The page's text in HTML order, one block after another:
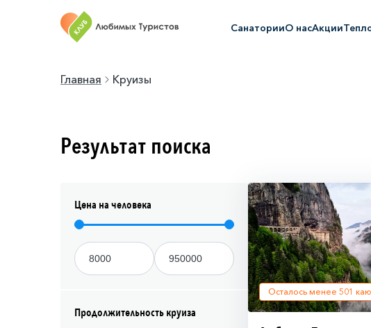
СанаторииО насАкции
Главная Круизы
Результат поиска
Цена на человека
Продолжительность круиза
Осталось менее 501